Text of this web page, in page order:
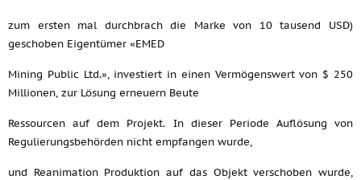
zum ersten mal durchbrach die Marke von 10 tausend USD)
geschoben Eigentümer «EMED
Mining Public Ltd.», investiert in einen Vermögenswert von $ 250
Millionen, zur Lösung erneuern Beute
Ressourcen auf dem Projekt. In dieser Periode Auflösung von
Regulierungsbehörden nicht empfangen wurde,
und Reanimation Produktion auf das Objekt verschoben wurde,